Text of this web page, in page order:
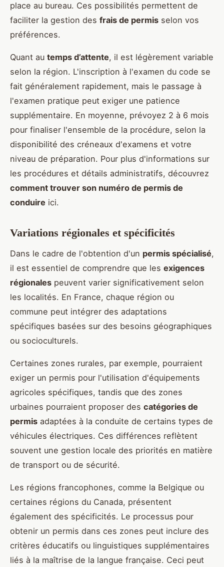
place au bureau. Ces possibilités permettent de
faciliter la gestion des frais de permis selon vos
préférences.
Quant au temps d’attente, il est légèrement variable
selon la région. L'inscription à l'examen du code se
fait généralement rapidement, mais le passage à
l'examen pratique peut exiger une patience
supplémentaire. En moyenne, prévoyez 2 à 6 mois
pour finaliser l'ensemble de la procédure, selon la
disponibilité des créneaux d'examens et votre
niveau de préparation. Pour plus d'informations sur
les procédures et détails administratifs, découvrez
comment trouver son numéro de permis de
conduire ici.
Variations régionales et spécificités
Dans le cadre de l'obtention d'un permis spécialisé,
il est essentiel de comprendre que les exigences
régionales peuvent varier significativement selon
les localités. En France, chaque région ou
commune peut intégrer des adaptations
spécifiques basées sur des besoins géographiques
ou socioculturels.
Certaines zones rurales, par exemple, pourraient
exiger un permis pour l'utilisation d'équipements
agricoles spécifiques, tandis que des zones
urbaines pourraient proposer des catégories de
permis adaptées à la conduite de certains types de
véhicules électriques. Ces différences reflètent
souvent une gestion locale des priorités en matière
de transport ou de sécurité.
Les régions francophones, comme la Belgique ou
certaines régions du Canada, présentent
également des spécificités. Le processus pour
obtenir un permis dans ces zones peut inclure des
critères éducatifs ou linguistiques supplémentaires
liés à la maîtrise de la langue française. Ceci peut